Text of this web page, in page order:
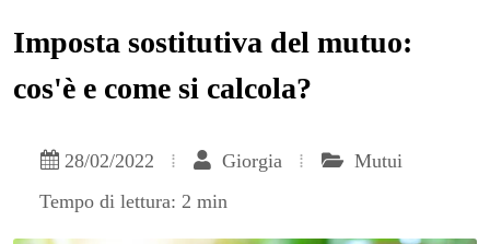
Imposta sostitutiva del mutuo:
cos'è e come si calcola?
28/02/2022 Giorgia
Mutui
Tempo di lettura: 2 min